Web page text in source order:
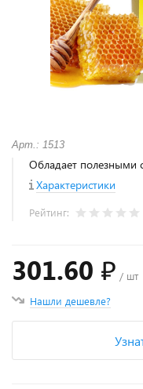
Арт.: 1513
Обладает полезными
Характеристики
Рейтинг:
301.60 ₽ / шт
Нашли дешевле?